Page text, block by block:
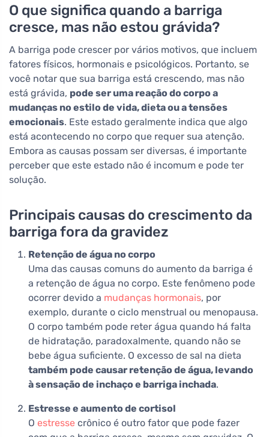
O que significa quando a barriga
cresce, mas não estou grávida?
A barriga pode crescer por vários motivos, que incluem
fatores físicos, hormonais e psicológicos. Portanto, se
você notar que sua barriga está crescendo, mas não
está grávida, pode ser uma reação do corpo a
mudanças no estilo de vida, dieta ou a tensões
emocionais. Este estado geralmente indica que algo
está acontecendo no corpo que requer sua atenção.
Embora as causas possam ser diversas, é importante
perceber que este estado não é incomum e pode ter
solução.
Principais causas do crescimento da
barriga fora da gravidez
Retenção de água no corpo
Uma das causas comuns do aumento da barriga é
a retenção de água no corpo. Este fenômeno pode
ocorrer devido a mudanças hormonais, por
exemplo, durante o ciclo menstrual ou menopausa.
O corpo também pode reter água quando há falta
de hidratação, paradoxalmente, quando não se
bebe água suficiente. O excesso de sal na dieta
também pode causar retenção de água, levando
à sensação de inchaço e barriga inchada.
Estresse e aumento de cortisol
O estresse crônico é outro fator que pode fazer